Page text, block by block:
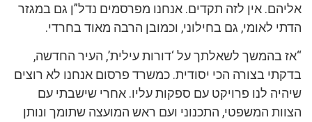
אליהם. אין לזה תקדים. אנחנו מפרסמים נדל”ן גם במגזר
הדתי לאומי, גם בחילוני, וכמובן הרבה מאוד בחרדי.
“אז בהמשך לשאלתך על ‘דורות עילית’, העיר החדשה,
בדקתי בצורה הכי יסודית. כמשרד פרסום אנחנו לא רוצים
שיהיה לנו פרויקט עם ספקות עליו. אחרי שישבתי עם
הצוות המשפטי, התכנוני ועם ראש המועצה שתומך ונותן